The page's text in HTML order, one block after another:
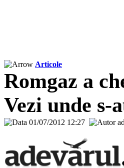
Articole
Romgaz a
Vezi unde s-
01/07/2012 12:27